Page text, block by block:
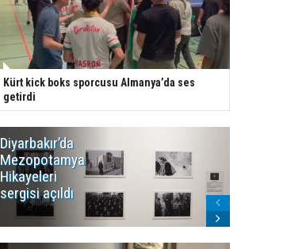
Kürt kick boks sporcusu Almanya’da ses
getirdi
Diyarbakır’da
Mezopotamya
Hikayeleri
sergisi açıldı